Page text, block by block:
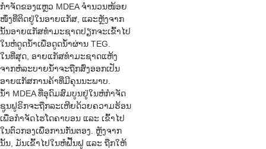
ກຳຈັດຂອງແຫຼວ MDEA ຈຳນວນໜ້ອຍ
ໜຶ່ງທີ່ຕິດຢູ່ໃນອາຍແກັສ, ແລະຫຼັງຈາກ
ນັ້ນອາຍແກັສທຳມະຊາດປຽກຈະເຂົ້າໄປ
ໃນຫໍດູດນ້ຳເພື່ອດູດນ້ຳຜ່ານ TEG.
ໃນທີ່ສຸດ, ອາຍແກັສທຳມະຊາດແຫ້ງ
ຈາກຫໍລະບາຍນ້ຳຈະຖືກສົ່ງອອກເປັນ
ອາຍແກັສການຄ້າທີ່ມີຄຸນນະພາບ.
ນ້ຳ MDEA ທີ່ອຸດົມສົມບູນຢູ່ໃນຫໍກຳຈັດ
ຊູນຟູຣິກຈະຖືກລະເຫີຍດ້ວຍຄວາມຮ້ອນ
ເພື່ອກຳຈັດໄຮໂດຄາບອນ ແລະ ເຂົ້າໄປ
ໃນຕົວກອງເພື່ອການກັ່ນຕອງ. ຫຼັງຈາກ
ນັ້ນ, ມັນເຂົ້າໄປໃນຫໍຟື້ນຟູ ແລະ ຖືກໃຫ້